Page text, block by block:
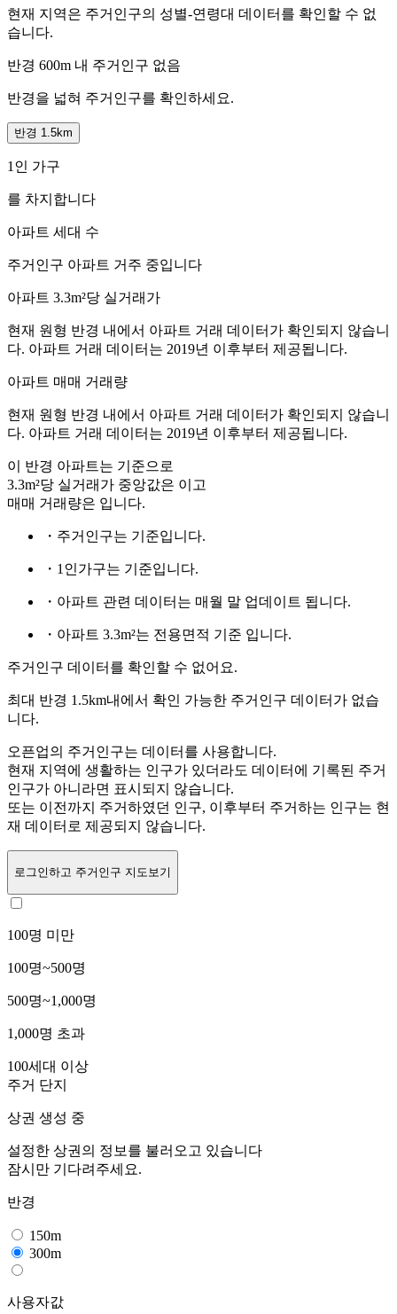
현재 지역은 주거인구의 성별-연령대 데이터를 확인할 수 없
습니다.
반경 600m 내 주거인구 없음
반경을 넓혀 주거인구를 확인하세요.
반경 1.5km
1인 가구
를 차지합니다
아파트 세대 수
주거인구 아파트 거주 중입니다
아파트 3.3m²당 실거래가
현재 원형 반경 내에서 아파트 거래 데이터가 확인되지 않습니
다. 아파트 거래 데이터는 2019년 이후부터 제공됩니다.
아파트 매매 거래량
현재 원형 반경 내에서 아파트 거래 데이터가 확인되지 않습니
다. 아파트 거래 데이터는 2019년 이후부터 제공됩니다.
이 반경 아파트는 기준으로
3.3m²당 실거래가 중앙값은 이고
매매 거래량은 입니다.
・주거인구는 기준입니다.
・1인가구는 기준입니다.
・아파트 관련 데이터는 매월 말 업데이트 됩니다.
・아파트 3.3m²는 전용면적 기준 입니다.
주거인구 데이터를 확인할 수 없어요.
최대 반경 1.5km내에서 확인 가능한 주거인구 데이터가 없습
니다.
오픈업의 주거인구는 데이터를 사용합니다.
현재 지역에 생활하는 인구가 있더라도 데이터에 기록된 주거
인구가 아니라면 표시되지 않습니다.
또는 이전까지 주거하였던 인구, 이후부터 주거하는 인구는 현
재 데이터로 제공되지 않습니다.
로그인하고 주거인구 지도보기
100명 미만
100명~500명
500명~1,000명
1,000명 초과
100세대 이상
주거 단지
상권 생성 중
설정한 상권의 정보를 불러오고 있습니다
잠시만 기다려주세요.
반경
150m
300m
사용자값